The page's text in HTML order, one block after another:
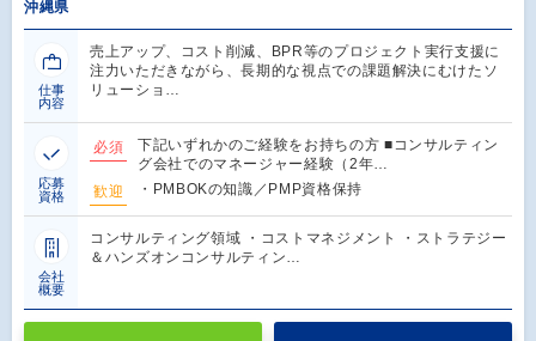
沖縄県
仕事
内容
売上アップ、コスト削減、BPR等のプロジェクト実行支援に
注力いただきながら、長期的な視点での課題解決にむけたソ
リューショ…
応募
資格
必須
下記いずれかのご経験をお持ちの方 ■コンサルティン
グ会社でのマネージャー経験（2年…
歓迎
・PMBOKの知識／PMP資格保持
会社
概要
コンサルティング領域 ・コストマネジメント ・ストラテジー
＆ハンズオンコンサルティン…